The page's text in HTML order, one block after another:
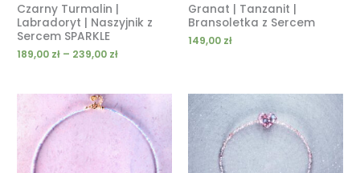
Czarny Turmalin |
Labradoryt | Naszyjnik z
Sercem SPARKLE
189,00 zł – 239,00 zł
Granat | Tanzanit |
Bransoletka z Sercem
149,00 zł
cen:
od
189,00 zł
239,00 zł